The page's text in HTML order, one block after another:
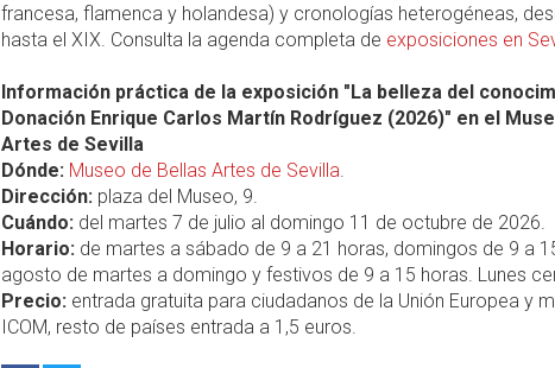
francesa, flamenca y holandesa) y cronologías heterogéneas,
hasta el XIX. Consulta la agenda completa de exposiciones en
Información práctica de la exposición "La belleza del
Donación Enrique Carlos Martín Rodríguez (2026)" en el
Artes de Sevilla
Dónde: Museo de Bellas Artes de Sevilla.
Dirección: plaza del Museo, 9.
Cuándo: del martes 7 de julio al domingo 11 de octubre de 2026.
Horario: de martes a sábado de 9 a 21 horas, domingos de 9 a
agosto de martes a domingo y festivos de 9 a 15 horas. Lunes
Precio: entrada gratuita para ciudadanos de la Unión Europea y
ICOM, resto de países entrada a 1,5 euros.